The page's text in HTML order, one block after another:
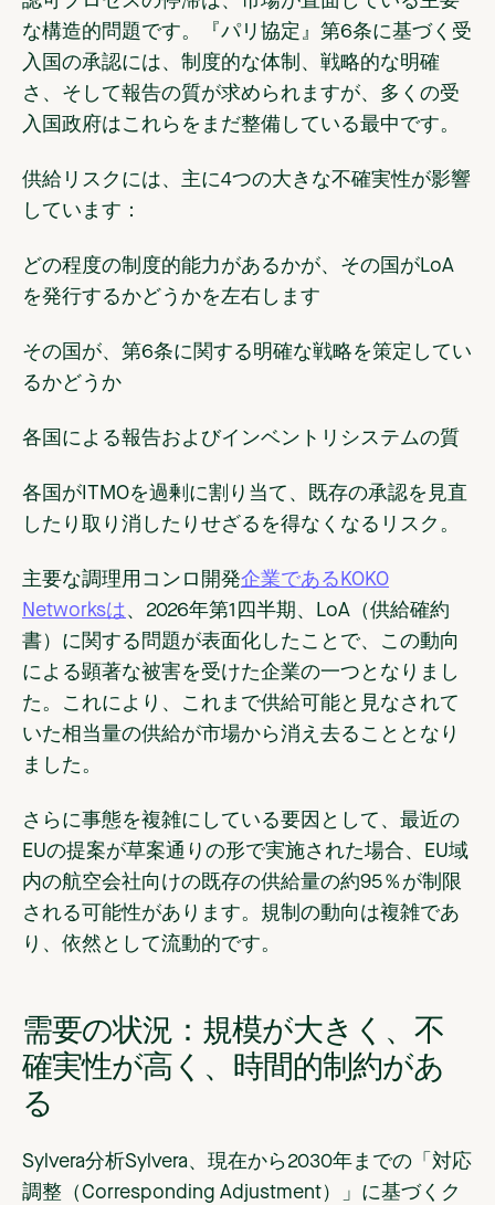
な構造的問題です。『パリ協定』第6条に基づく受
入国の承認には、制度的な体制、戦略的な明確
さ、そして報告の質が求められますが、多くの受
入国政府はこれらをまだ整備している最中です。
供給リスクには、主に4つの大きな不確実性が影響
しています：
どの程度の制度的能力があるかが、その国がLoA
を発行するかどうかを左右します
その国が、第6条に関する明確な戦略を策定してい
るかどうか
各国による報告およびインベントリシステムの質
各国がITMOを過剰に割り当て、既存の承認を見直
したり取り消したりせざるを得なくなるリスク。
主要な調理用コンロ開発企業であるKOKO
Networksは、2026年第1四半期、LoA（供給確約
書）に関する問題が表面化したことで、この動向
による顕著な被害を受けた企業の一つとなりまし
た。これにより、これまで供給可能と見なされて
いた相当量の供給が市場から消え去ることとなり
ました。
さらに事態を複雑にしている要因として、最近の
EUの提案が草案通りの形で実施された場合、EU域
内の航空会社向けの既存の供給量の約95％が制限
される可能性があります。規制の動向は複雑であ
り、依然として流動的です。
需要の状況：規模が大きく、不
確実性が高く、時間的制約があ
る
Sylvera分析Sylvera、現在から2030年までの「対応
調整（Corresponding Adjustment）」に基づくク